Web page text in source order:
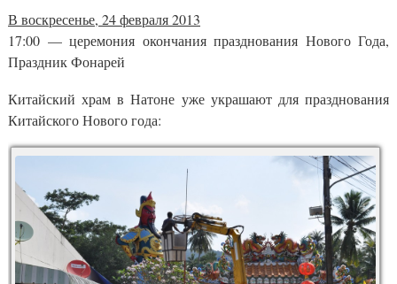
В воскресенье, 24 февраля 2013
17:00 — церемония окончания празднования Нового Года,
Праздник Фонарей
Китайский храм в Натоне уже украшают для празднования
Китайского Нового года: